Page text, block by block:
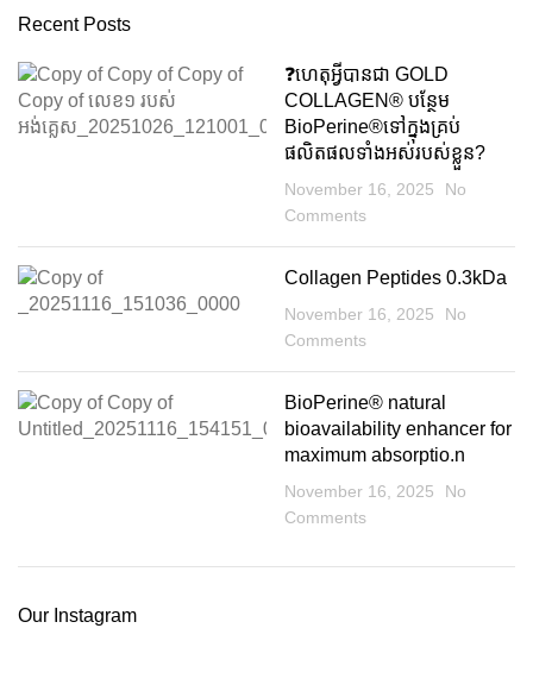
Recent Posts
❓️ហេតុអ្វីបានជា GOLD
COLLAGEN® បន្ថែម
BioPerine®ទៅក្នុងគ្រប់
ផលិតផលទាំងអស់របស់ខ្លួន?
November 16, 2025
No
Comments
Collagen Peptides 0.3kDa
November 16, 2025
No
Comments
BioPerine®️ natural
bioavailability enhancer for
maximum absorptio.n
November 16, 2025
No
Comments
Our Instagram